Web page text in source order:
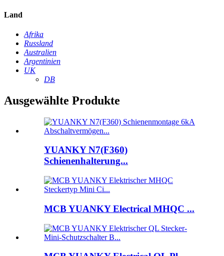
Land
Afrika
Russland
Australien
Argentinien
UK
DB
Ausgewählte Produkte
YUANKY N7(F360)
Schienenhalterung...
MCB YUANKY Electrical MHQC ...